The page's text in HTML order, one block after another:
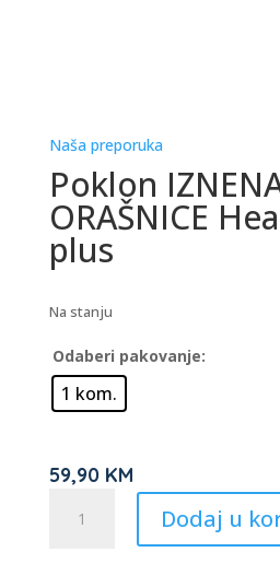
Naša preporuka
Poklon
ORAŠNICE
plus
Na stanju
Odaberi pakovanje:
1 kom.
59,90 KM
IZNENAĐENJE
Dodaj u